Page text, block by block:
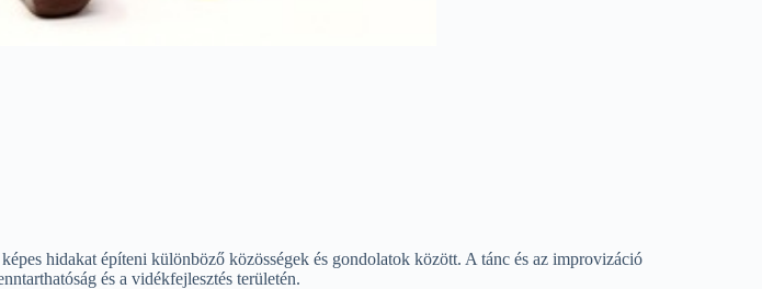
hidakat építeni különböző közösségek és gondolatok között. A tánc és az improvizáció
és a vidékfejlesztés területén.